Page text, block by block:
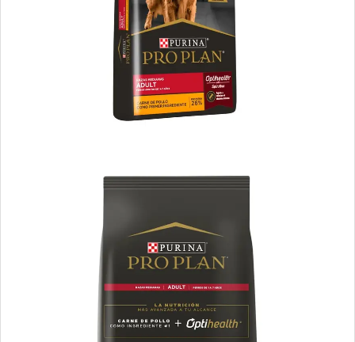
Sieger Perro Adulto Raza Mediana y Grande
Sieger Perro Adulto Reducido en Calorías
Sieger Perro Dermaprotect
Sieger Perro High Performance All Breeds
Smart Pet Criadores Perro Adulto
Top Nutrition Perro Adulto Grain Free
Top Nutrition Perro Vet Care Piel Sensible
Total Balance Ultra Pro Perros Adultos
Total Khan Adulto de Raza Mediana y Grande
Upper Crock Perro Adulto
Upper Crock Perro Adulto Cerdo y Arroz
Upper Crock Perro Adulto Criadores